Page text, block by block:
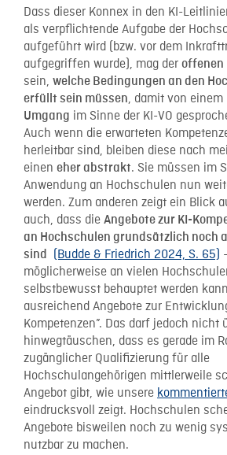
Dass dieser Konnex in den KI-
als verpflichtende Aufgabe der
aufgeführt wird (bzw. vor dem
aufgegriffen wurde), mag der offenen
sein, welche Bedingungen an den
erfüllt sein müssen, damit von einem
Umgang im Sinne der KI-VO
Auch wenn die erwarteten
herleitbar sind, bleiben diese nach
einen eher abstrakt. Sie müssen im
Anwendung an Hochschulen nun
werden. Zum anderen zeigt ein Blick
auch, dass die Angebote zur KI-
an Hochschulen grundsätzlich noch
sind
(Budde & Friedrich 2024, S. 65)
möglicherweise an vielen
selbstbewusst behauptet werden
ausreichend Angebote zur
Kompetenzen”. Das darf jedoch nicht
hinwegtäuschen, dass es gerade im
zugänglicher Qualifizierung für alle
Hochschulangehörigen mittlerweile
Angebot gibt, wie unsere
eindrucksvoll zeigt. Hochschulen
Angebote bisweilen noch zu wenig
nutzbar zu machen.